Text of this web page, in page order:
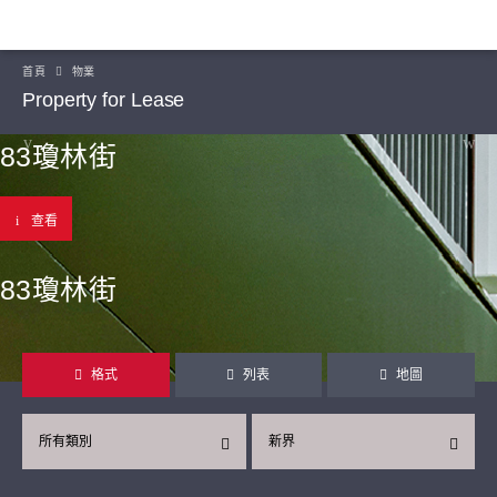
首頁 物業
Property for Lease
83瓊林街
查看
83瓊林街
格式 列表 地圖
新界
所有類別